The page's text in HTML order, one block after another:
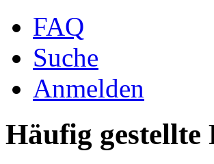
FAQ
Suche
Anmelden
Häufig gestellte